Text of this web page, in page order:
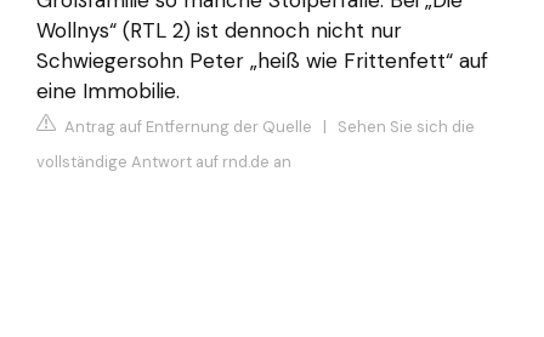
Wollnys“ (RTL 2) ist dennoch nicht nur
Schwiegersohn Peter „heiß wie Frittenfett“ auf
eine Immobilie.
Antrag auf Entfernung der Quelle | Sehen Sie sich die
vollständige Antwort auf rnd.de an